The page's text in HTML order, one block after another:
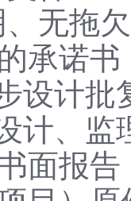
无拖
承诺书
设计
计、
面报